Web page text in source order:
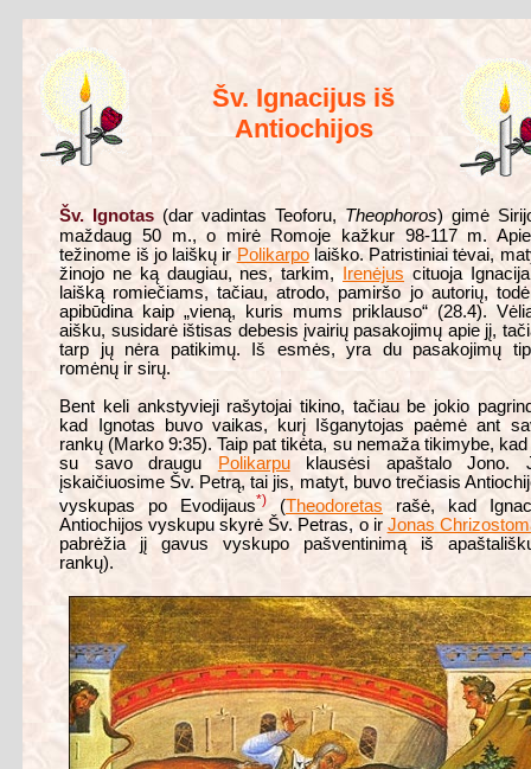
Šv. Ignacijus iš
Antiochijos
Šv. Ignotas (dar vadintas Teoforu, Theophoros) gimė
maždaug 50 m., o mirė Romoje kažkur 98-117 m.
težinome iš jo laiškų ir Polikarpolaiško. Patristiniai tėvai,
žinojo ne ką daugiau, nes, tarkim, Irenėjus cituoja
laišką romiečiams, tačiau, atrodo, pamiršo jo autorių,
apibūdina kaip „vieną, kuris mums priklauso“ (28.4).
aišku, susidarė ištisas debesis įvairių pasakojimų apie jį,
tarp jų nėra patikimų. Iš esmės, yra du pasakojimų
romėnų ir sirų.
Bent keli ankstyvieji rašytojai tikino, tačiau be jokio
kad Ignotas buvo vaikas, kurį Išganytojas paėmė ant
rankų (Marko 9:35). Taip pat tikėta, su nemaža tikimybe, kad
su savo draugu
Polikarpuklausėsi apaštalo Jono.
įskaičiuosime Šv. Petrą, tai jis, matyt, buvo trečiasis
vyskupas po Evodijaus*) (Theodoretas rašė, kad
Antiochijos vyskupu skyrė Šv. Petras, o ir Jonas
pabrėžia jį gavus vyskupo pašventinimą iš
rankų).